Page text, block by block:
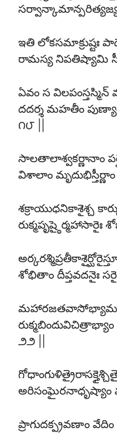
ఇతి లోకసమాక్రుష్టః
రామస్య నిపతిష్యామి
ఏవం స విలపంస్తస్మిన్
దదర్శ మహతీం
౧౮ ||
సాలతాలాశ్వకర్ణానాం
విశాలాం
శక్రాయుధనికాశైశ్చ
రుక్మపృష్ఠైర్మహాసారైః
శోభితాం దీప్తవదనైః
౨౨ ||
అరిసంఘైరనాధృష్యాం
ప్రాగుదక్ప్రవణాం